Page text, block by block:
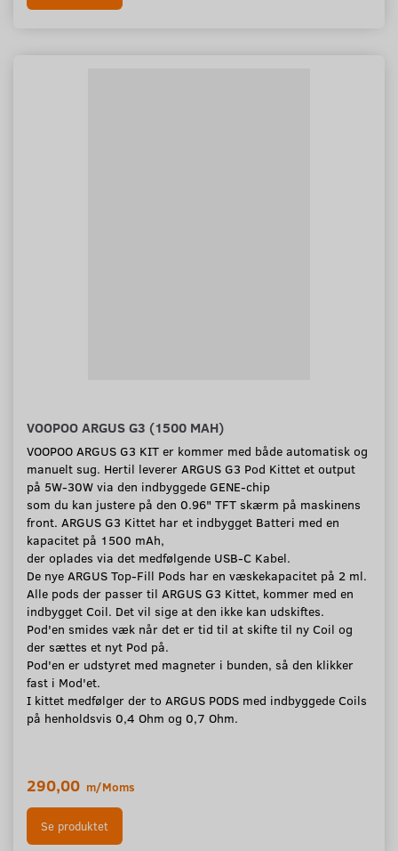
VOOPOO ARGUS G3 (1500 MAH)
VOOPOO ARGUS G3 KIT er kommer med både automatisk og
manuelt sug. Hertil leverer ARGUS G3 Pod Kittet et output
på 5W-30W via den indbyggede GENE-chip
som du kan justere på den 0.96" TFT skærm på maskinens
front. ARGUS G3 Kittet har et indbygget Batteri med en
kapacitet på 1500 mAh,
der oplades via det medfølgende USB-C Kabel.
De nye ARGUS Top-Fill Pods har en væskekapacitet på 2 ml.
Alle pods der passer til ARGUS G3 Kittet, kommer med en
indbygget Coil. Det vil sige at den ikke kan udskiftes.
Pod'en smides væk når det er tid til at skifte til ny Coil og
der sættes et nyt Pod på.
Pod'en er udstyret med magneter i bunden, så den klikker
fast i Mod'et.
I kittet medfølger der to ARGUS PODS med indbyggede Coils
på henholdsvis 0,4 Ohm og 0,7 Ohm.
290,00 m/Moms
Se produktet